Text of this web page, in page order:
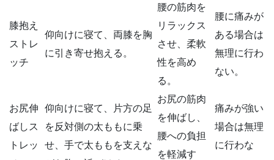
膝抱え
ストレ
ッチ
仰向けに寝て、両膝を胸
に引き寄せ抱える。
腰の筋肉を
リラックス
させ、柔軟
性を高め
る。
腰に痛みが
ある場合は
無理に行わ
ない。
お尻伸
ばしス
トレッ
仰向けに寝て、片方の足
を反対側の太ももに乗
せ、手で太ももを支えな
お尻の筋肉
を伸ばし、
腰への負担
を軽減す
痛みが強い
場合は無理
に行わな